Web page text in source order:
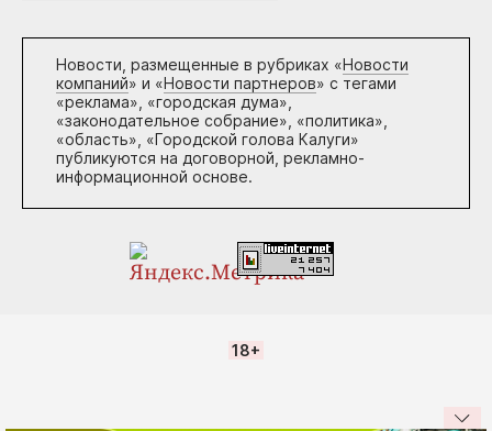
Новости, размещенные в рубриках «Новости
компаний» и «Новости партнеров» с тегами
«реклама», «городская дума»,
«законодательное собрание», «политика»,
«область», «Городской голова Калуги»
публикуются на договорной, рекламно-
информационной основе.
18+